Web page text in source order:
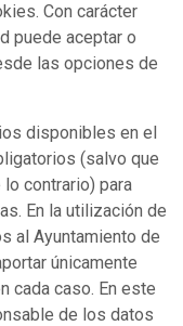
Con carácter
puede aceptar o
las opciones de
disponibles en el
(salvo que
contrario) para
En la utilización de
al Ayuntamiento de
únicamente
cada caso. En este
de los datos